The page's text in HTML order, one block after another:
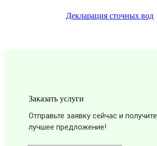
Декларация сточных вод
Заказать услуги
Отправьте заявку сейчас и получите
лучшее предложение!